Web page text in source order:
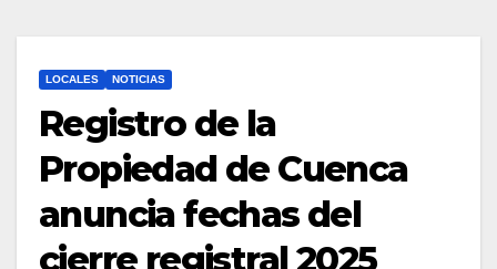
LOCALES NOTICIAS
Registro de la
Propiedad de Cuenca
anuncia fechas del
cierre registral 2025